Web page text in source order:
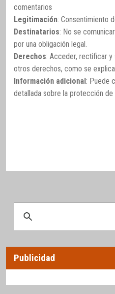
comentarios
Legitimación: Consentimiento
Destinatarios: No se
por una obligación legal.
Derechos: Acceder, rectificar y
otros derechos, como se
Información adicional: Puede
detallada sobre la protección de
Publicidad